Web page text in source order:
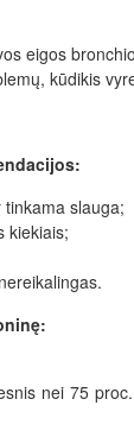
eigos
kūdikis
tinkama slauga;
kiekiais;
nei 75